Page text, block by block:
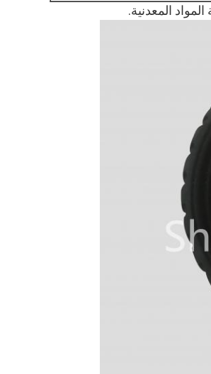
المعدنية.